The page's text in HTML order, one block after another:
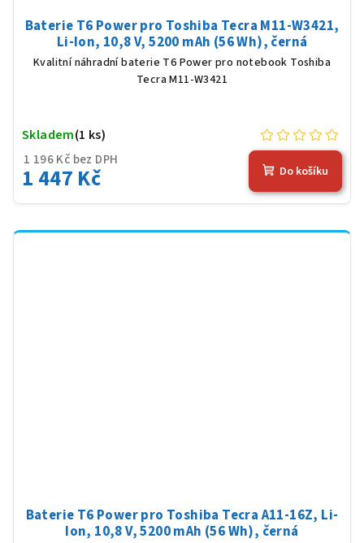
Baterie T6 Power pro Toshiba Tecra M11-W3421,
Li-Ion, 10,8 V, 5200 mAh (56 Wh), černá
Kvalitní náhradní baterie T6 Power pro notebook Toshiba
Tecra M11-W3421
1 196 Kč bez DPH
1 447 Kč
Skladem(1 ks)
Do košíku
Baterie T6 Power pro Toshiba Tecra A11-16Z, Li-
Ion, 10,8 V, 5200 mAh (56 Wh), černá